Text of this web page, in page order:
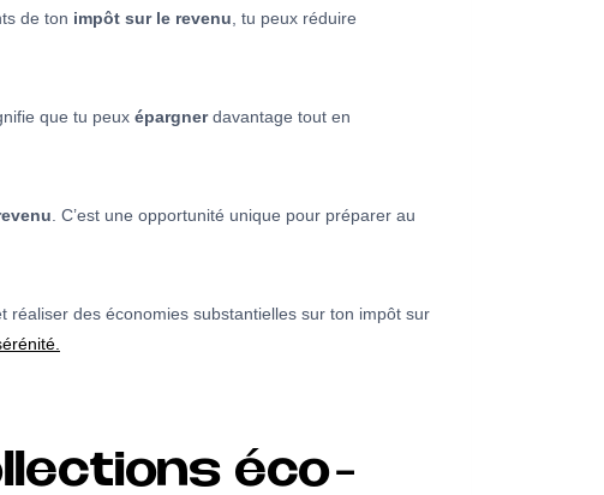
de ton impôt sur le revenu , tu peux réduire
que tu peux épargnerdavantage tout en
. C’est une opportunité unique pour préparer au
des économies substantielles sur ton impôt sur
éco-